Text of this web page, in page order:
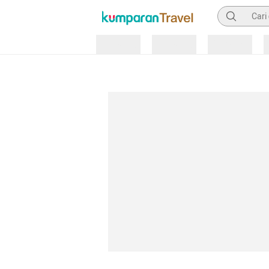
Pencarian